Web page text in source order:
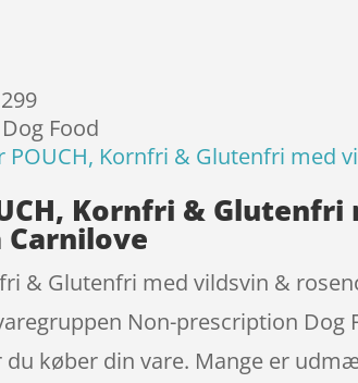
Food
POUCH, Kornfri & Glutenfri med
Kornfri &
& Glutenfri med vildsvin &
Non-prescription Dog
køber din vare. Mange er